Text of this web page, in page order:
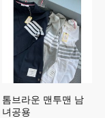
톰브라운 맨투맨 남
녀공용